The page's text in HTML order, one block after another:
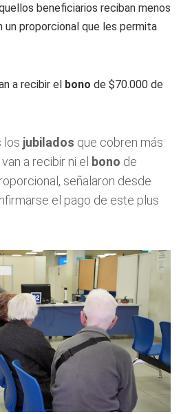
beneficiarios reciban menos
un proporcional que les permita
a recibir el bono de $70.000 de
los jubilados que cobren más
a recibir ni el bono de
señalaron desde
el pago de este plus